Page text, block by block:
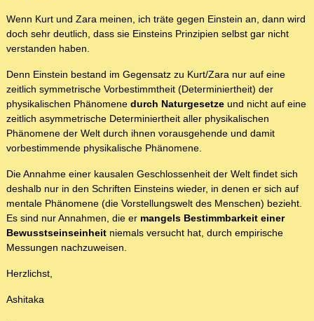
Wenn Kurt und Zara meinen, ich träte gegen Einstein an, dann wird
doch sehr deutlich, dass sie Einsteins Prinzipien selbst gar nicht
verstanden haben.
Denn Einstein bestand im Gegensatz zu Kurt/Zara nur auf eine
zeitlich symmetrische Vorbestimmtheit (Determiniertheit) der
physikalischen Phänomene durch Naturgesetze und nicht auf eine
zeitlich asymmetrische Determiniertheit aller physikalischen
Phänomene der Welt durch ihnen vorausgehende und damit
vorbestimmende physikalische Phänomene.
Die Annahme einer kausalen Geschlossenheit der Welt findet sich
deshalb nur in den Schriften Einsteins wieder, in denen er sich auf
mentale Phänomene (die Vorstellungswelt des Menschen) bezieht.
Es sind nur Annahmen, die er mangels Bestimmbarkeit einer
Bewusstseinseinheit niemals versucht hat, durch empirische
Messungen nachzuweisen.
Herzlichst,
Ashitaka